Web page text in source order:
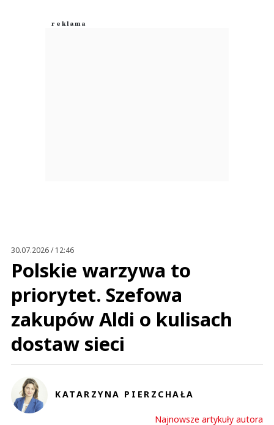
30.07.2026 / 12:46
Polskie warzywa to
priorytet. Szefowa
zakupów Aldi o kulisach
dostaw sieci
KATARZYNA PIERZCHAŁA
Najnowsze artykuły autora